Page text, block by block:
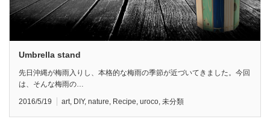
Umbrella stand
先日沖縄が梅雨入りし、本格的な梅雨の季節が近づいてきました。今回
は、そんな梅雨の…
2016/5/19 art, DIY, nature, Recipe, uroco, 未分類